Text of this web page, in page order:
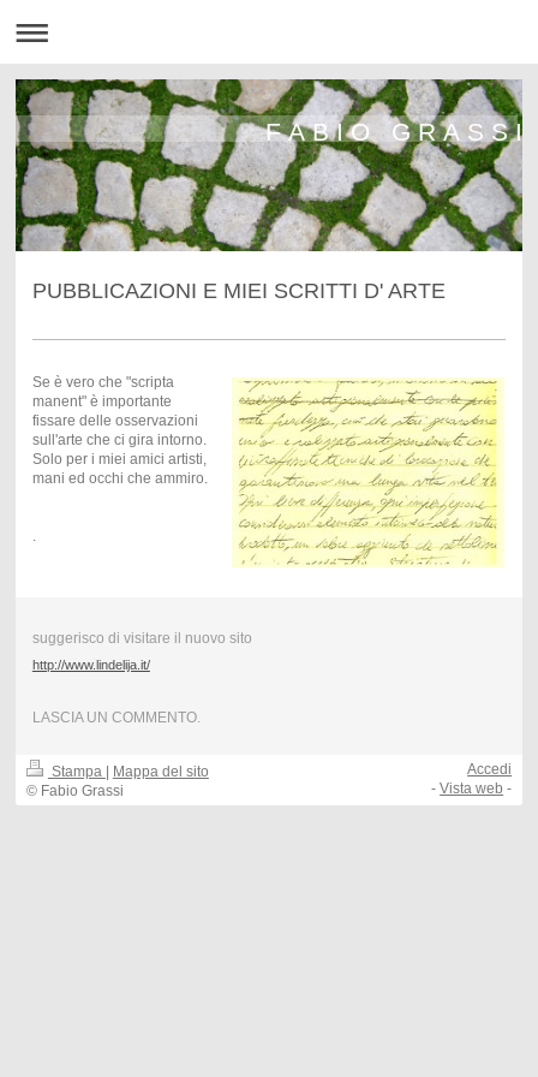
F A B I O G R A S S I
PUBBLICAZIONI E MIEI SCRITTI D' ARTE
Se è vero che "scripta
manent" è importante
fissare delle osservazioni
sull'arte che ci gira intorno.
Solo per i miei amici artisti,
mani ed occhi che ammiro.
.
suggerisco di visitare il nuovo sito
http://www.lindelija.it/
LASCIA UN COMMENTO.
Stampa
Mappa del sito
© Fabio Grassi
Accedi
-Vista web -